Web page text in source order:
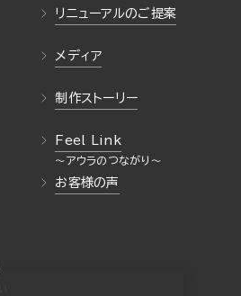
リニューアルのご提案
メディア
制作ストーリー
Feel Link
お客様の声